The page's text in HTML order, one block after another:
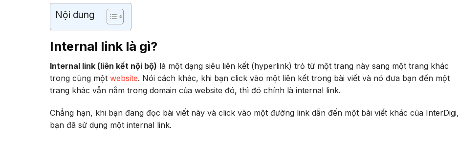
Nội dung
Internal link là gì?
Internal link (liên kết nội bộ) là một dạng siêu liên kết (hyperlink) trỏ từ một trang này sang một trang khác
trong cùng một website. Nói cách khác, khi bạn click vào một liên kết trong bài viết và nó đưa bạn đến một
trang khác vẫn nằm trong domain của website đó, thì đó chính là internal link.
Chẳng hạn, khi bạn đang đọc bài viết này và click vào một đường link dẫn đến một bài viết khác của InterDigi,
bạn đã sử dụng một internal link.